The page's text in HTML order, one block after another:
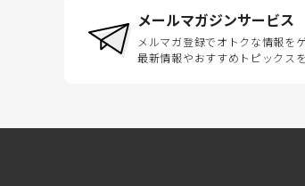
メールマガジンサービス
メルマガ登録でオトクな情報を
最新情報やおすすめトピックス